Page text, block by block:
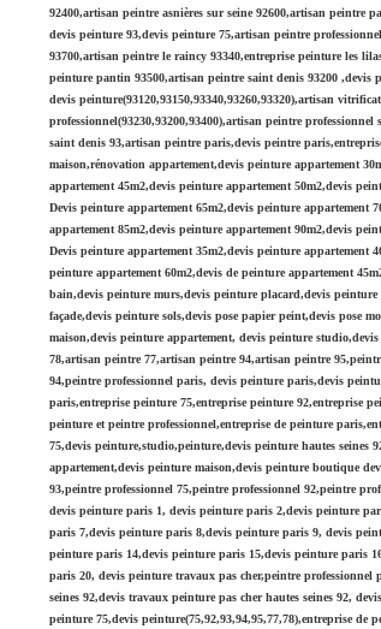
92400,artisan peintre asnières sur seine 92600,artisan peintre
devis peinture 93,devis peinture 75,artisan peintre
93700,artisan peintre le raincy 93340,entreprise peinture les
peinture pantin 93500,artisan peintre saint denis 93200 ,devis
devis peinture(93120,93150,93340,93260,93320),artisan
professionnel(93230,93200,93400),artisan peintre
saint denis 93,artisan peintre paris,devis peintre
maison,rénovation appartement,devis peinture appartement
appartement 45m2,devis peinture appartement 50m2,devis
Devis peinture appartement 65m2,devis peinture appartement
appartement 85m2,devis peinture appartement 90m2,devis
Devis peinture appartement 35m2,devis peinture appartement
peinture appartement 60m2,devis de peinture appartement
bain,devis peinture murs,devis peinture placard,devis
façade,devis peinture sols,devis pose papier peint,devis pose
maison,devis peinture appartement, devis peinture
78,artisan peintre 77,artisan peintre 94,artisan peintre
94,peintre professionnel paris, devis peinture paris,devis
paris,entreprise peinture 75,entreprise peinture 92,entreprise
peinture et peintre professionnel,entreprise de peinture
75,devis peinture,studio,peinture,devis peinture hautes seines
appartement,devis peinture maison,devis peinture boutique
93,peintre professionnel 75,peintre professionnel 92,peintre
devis peinture paris 1, devis peinture paris 2,devis peinture
paris 7,devis peinture paris 8,devis peinture paris 9, devis
peinture paris 14,devis peinture paris 15,devis peinture paris
paris 20, devis peinture travaux pas cher,peintre professionnel
seines 92,devis travaux peinture pas cher hautes seines 92,
peinture 75,devis peinture(75,92,93,94,95,77,78),entreprise de